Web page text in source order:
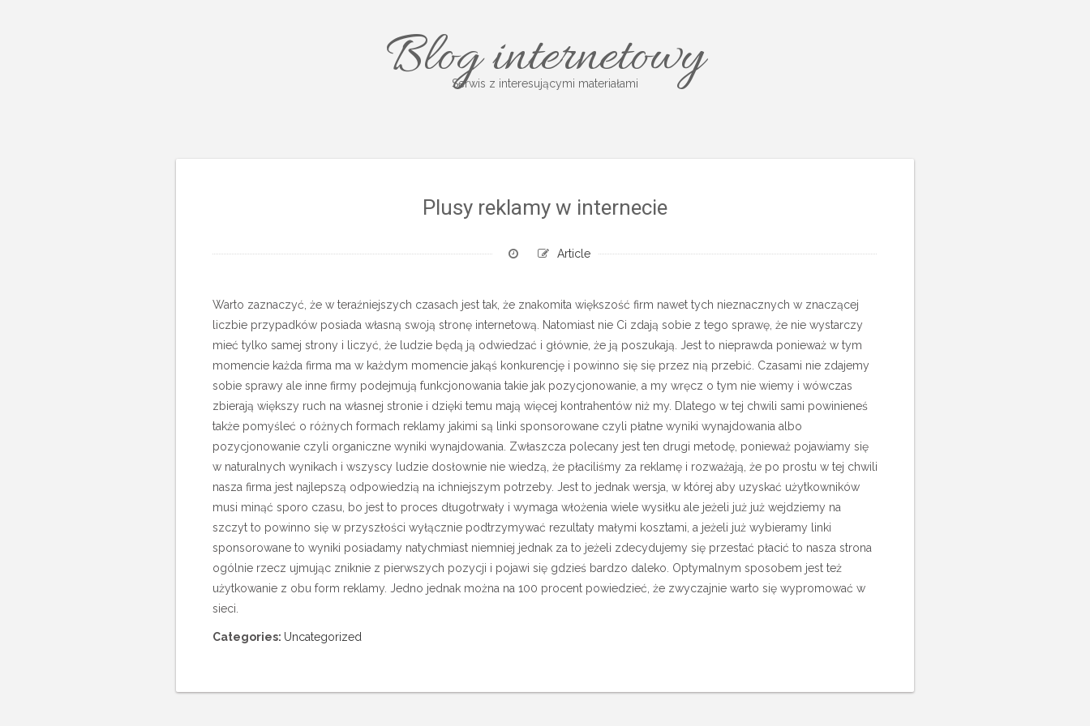
Blog internetowy
Serwis z interesującymi materiałami
Plusy reklamy w internecie
Article
Warto zaznaczyć, że w teraźniejszych czasach jest tak, że znakomita większość firm nawet tych nieznacznych w znaczącej
liczbie przypadków posiada własną swoją stronę internetową. Natomiast nie Ci zdają sobie z tego sprawę, że nie wystarczy
mieć tylko samej strony i liczyć, że ludzie będą ją odwiedzać i głównie, że ją poszukają. Jest to nieprawda ponieważ w tym
momencie każda firma ma w każdym momencie jakąś konkurencję i powinno się się przez nią przebić. Czasami nie zdajemy
sobie sprawy ale inne firmy podejmują funkcjonowania takie jak pozycjonowanie, a my wręcz o tym nie wiemy i wówczas
zbierają większy ruch na własnej stronie i dzięki temu mają więcej kontrahentów niż my. Dlatego w tej chwili sami powinieneś
także pomyśleć o różnych formach reklamy jakimi są linki sponsorowane czyli płatne wyniki wynajdowania albo
pozycjonowanie czyli organiczne wyniki wynajdowania. Zwłaszcza polecany jest ten drugi metodę, ponieważ pojawiamy się
w naturalnych wynikach i wszyscy ludzie dosłownie nie wiedzą, że płaciliśmy za reklamę i rozważają, że po prostu w tej chwili
nasza firma jest najlepszą odpowiedzią na ichniejszym potrzeby. Jest to jednak wersja, w której aby uzyskać użytkowników
musi minąć sporo czasu, bo jest to proces długotrwały i wymaga włożenia wiele wysiłku ale jeżeli już już wejdziemy na
szczyt to powinno się w przyszłości wyłącznie podtrzymywać rezultaty małymi kosztami, a jeżeli już wybieramy linki
sponsorowane to wyniki posiadamy natychmiast niemniej jednak za to jeżeli zdecydujemy się przestać płacić to nasza strona
ogólnie rzecz ujmując zniknie z pierwszych pozycji i pojawi się gdzieś bardzo daleko. Optymalnym sposobem jest też
użytkowanie z obu form reklamy. Jedno jednak można na 100 procent powiedzieć, że zwyczajnie warto się wypromować w
sieci.
Categories: Uncategorized